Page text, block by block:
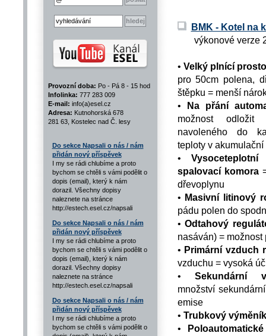
Provozní doba: Po - Pá 8 - 15 hod
Infolinka: 777 283 009
E-mail: info(a)esel.cz
Adresa: Kutnohorská 678
281 63, Kostelec nad Č. lesy
Do sekce Napsali o nás / nám
přidán nový příspěvek
I my se rádi chlubíme a proto
bychom se chtěli s vámi podělit o
dopis (email), který k nám
dorazil. Všechny dopisy
naleznete na stránce
http://estech.esel.cz/napsali
Do sekce Napsali o nás / nám
přidán nový příspěvek
I my se rádi chlubíme a proto
bychom se chtěli s vámi podělit o
dopis (email), který k nám
dorazil. Všechny dopisy
naleznete na stránce
http://estech.esel.cz/napsali
Do sekce Napsali o nás / nám
přidán nový příspěvek
I my se rádi chlubíme a proto
bychom se chtěli s vámi podělit o
BMK - Kotel na
výkonové verze
• Velký plnící
pro 50cm polena,
štěpku = menší
•
Na přání
možnost
navoleného do
teploty v akumulační
•
spalovací komora
dřevoplynu
• Masivní litinový
pádu polen do
•Odtahový
nasáván) =
• Primární vzduch
vzduchu = vysoká
•Sekundární
množství
emise
• Trubkový
•